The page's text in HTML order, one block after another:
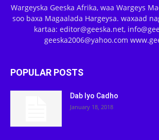
Wargeyska Geeska Afrika, waa Wargeys
soo baxa Magaalada Hargeysa. waxaad
kartaa: editor@geeska.net,
geeska2006@yahoo.com
POPULAR POSTS
Dab Iyo Cadho
January 18, 2018